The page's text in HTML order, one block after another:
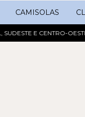
CAMISOLAS
SUDESTE E CENTRO-